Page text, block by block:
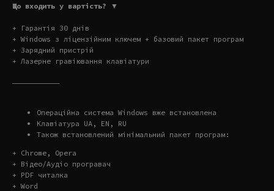
Що входить у вартість? ▼
+ Гарантія 30 днів
+ Windows з ліцензійним ключем + базовий пакет програм
+ Зарядний пристрій
+ Лазерне гравіювання клавіатури
———————————
Операційна система Windows вже встановлена
Клавіатура UA, EN, RU
Також встановлений мінімальний пакет програм:
+ Chrome, Opera
+ Відео/Аудіо програвач
+ PDF читалка
+ Word